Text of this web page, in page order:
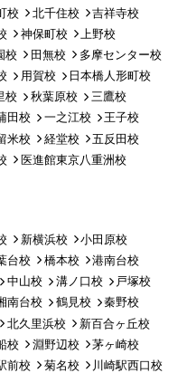
校 北千住校
吉祥寺校
神保町校
上野校
校 田無校
多摩センター校
用賀校
日本橋人形町校
校 秋葉原校
三鷹校
田校 一之江校
王子校
米校 経堂校
五反田校
医進館東京八重洲校
新横浜校
小田原校
台校 橋本校
港南台校
中山校 溝ノ口校
戸塚校
南台校 鶴見校
秦野校
北久里浜校
新百合ヶ丘校
校 淵野辺校
茅ヶ崎校
前校 菊名校 川崎駅西口校